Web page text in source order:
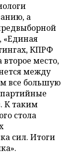
а
«Единая
КПРФ
место,
между
все большую
К таким
стола
сил. Итоги